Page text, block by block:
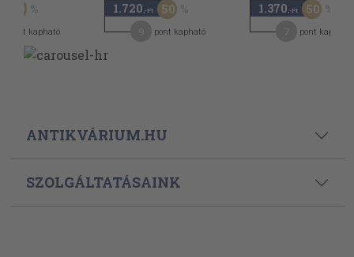
50
pont kapható
1.720 ,-Ft 50
pont kapható
1.370 ,-Ft 50
pont kapható
ANTIKVÁRIUM.HU
SZOLGÁLTATÁSAINK